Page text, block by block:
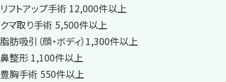
リフトアップ手術 12,000件以上
クマ取り手術 5,500件以上
脂肪吸引（顔・ボディ）1,300件以上
鼻整形 1,100件以上
豊胸手術 550件以上